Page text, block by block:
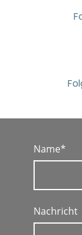
Name*
Nachricht